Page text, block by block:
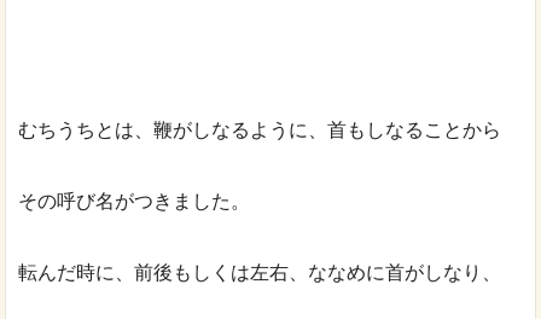
むちうちとは、鞭がしなるように、首もしなることから
その呼び名がつきました。
転んだ時に、前後もしくは左右、ななめに首がしなり、